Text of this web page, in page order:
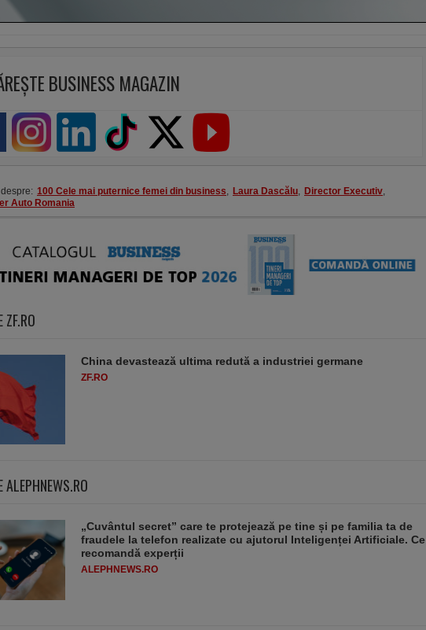
BUSINESS MAGAZIN
100 Cele mai puternice femei din business, Laura Dascălu, Director Executiv,
Auto Romania
ZF.RO
China devastează ultima redută a industriei germane
ZF.RO
ALEPHNEWS.RO
„Cuvântul secret” care te protejează pe tine și pe familia ta de
fraudele la telefon realizate cu ajutorul Inteligenței Artificiale. Ce
recomandă experții
ALEPHNEWS.RO